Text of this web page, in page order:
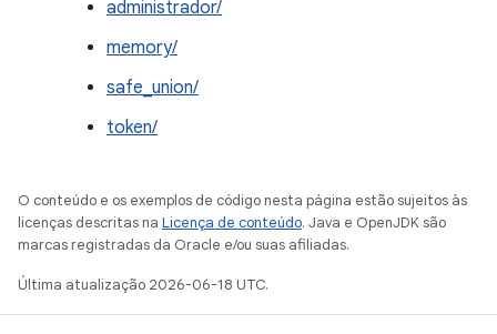
administrador/
memory/
safe_union/
token/
O conteúdo e os exemplos de código nesta página estão sujeitos às
licenças descritas na Licença de conteúdo. Java e OpenJDK são
marcas registradas da Oracle e/ou suas afiliadas.
Última atualização 2026-06-18 UTC.